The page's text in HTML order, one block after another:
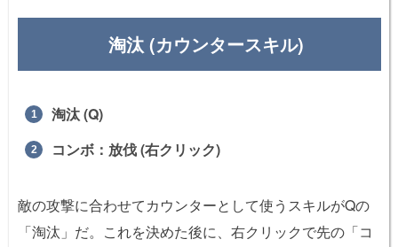
淘汰 (カウンタースキル)
淘汰 (Q)
コンボ：放伐 (右クリック)
敵の攻撃に合わせてカウンターとして使うスキルがQの
「淘汰」だ。これを決めた後に、右クリックで先の「コ